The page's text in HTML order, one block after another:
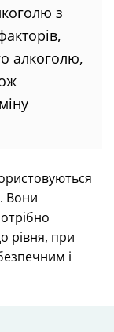
з
алкоголю,
Вони
рівня, при
і